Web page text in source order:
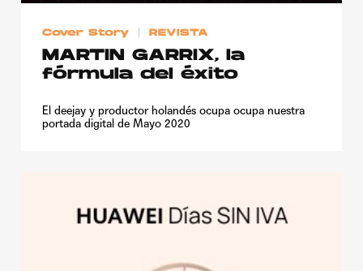
Cover Story REVISTA
MARTIN GARRIX, la
fórmula del éxito
El deejay y productor holandés ocupa ocupa nuestra
portada digital de Mayo 2020